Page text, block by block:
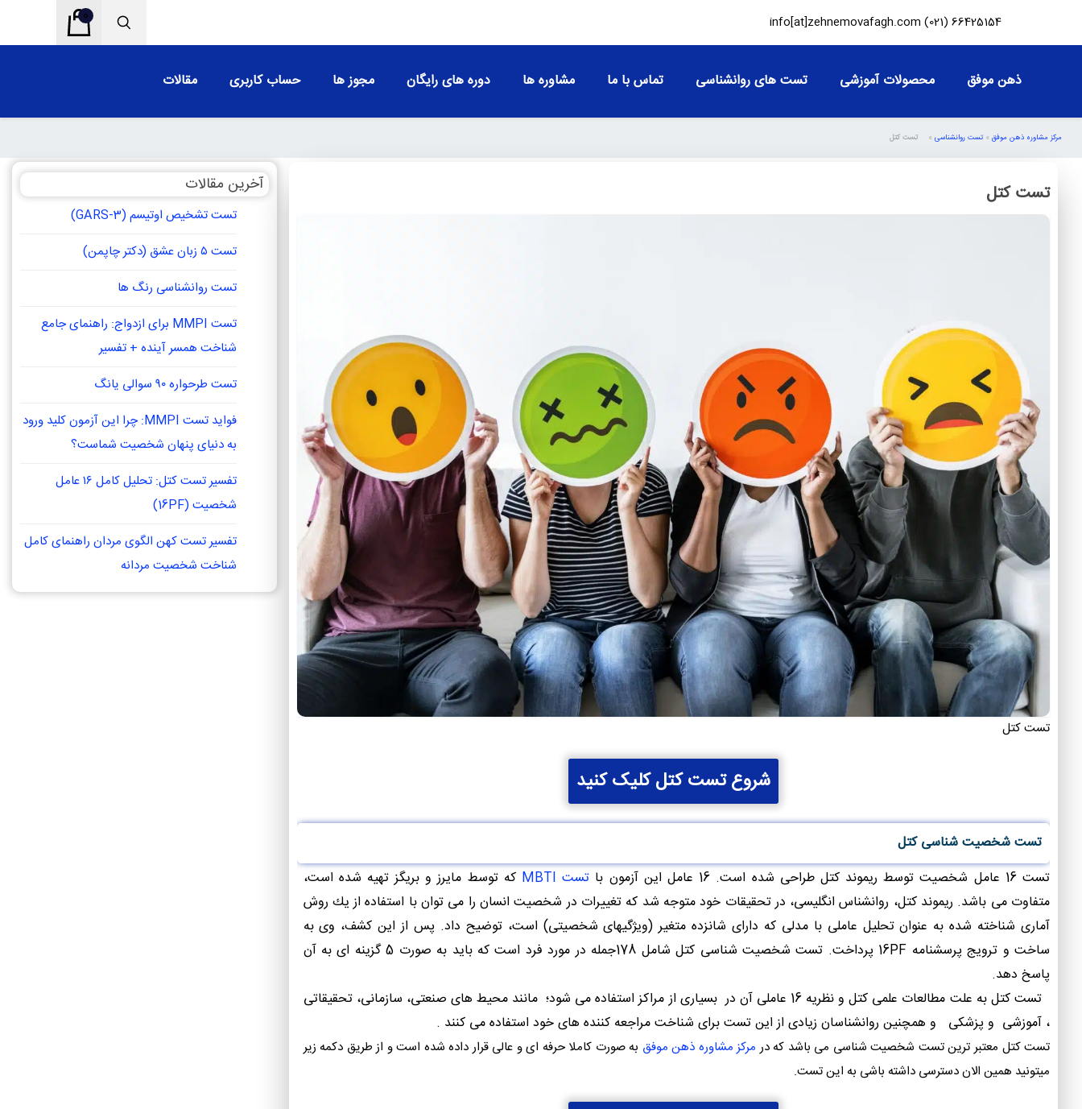
66425154 (021)
info[at]zehnemovafagh.com
0
ذهن موفق محصولات آموزشی تست های روانشناسی تماس با ما مشاوره ها دوره های رایگان مجوز ها حساب کاربری مقالات
مرکز مشاوره ذهن موفق » تست روانشناسی » تست کتل
تست کتل
تست کتل
شروع تست کتل کلیک کنید
تست شخصیت شناسی کتل
تست 16 عامل شخصیت توسط ریموند کتل طراحی شده است. 16 عامل این آزمون با
تست MBTI
که توسط مایرز و بریگز تهیه شده است،
متفاوت می باشد. ریموند کتل، روانشناس انگلیسی، در تحقیقات خود متوجه شد كه تغییرات در شخصیت انسان را می توان با استفاده از یك روش
آماری شناخته شده به عنوان تحلیل عاملی با مدلی كه دارای شانزده متغیر (ویژگیهای شخصیتی) است، توضیح داد. پس از این کشف، وی به
ساخت و ترویج پرسشنامه 16PF پرداخت. تست شخصیت شناسی کتل شامل 178جمله در مورد فرد است که باید به صورت 5 گزینه ای به آن
پاسخ دهد.
تست کتل به علت مطالعات علمی کتل و نظریه 16 عاملی آن در بسیاری از مراکز استفاده می شود؛ مانند محیط های صنعتی، سازمانی، تحقیقاتی
، آموزشی و پزشکی و همچنین روانشناسان زیادی از این تست برای شناخت مراجعه کننده های خود استفاده می کنند .
تست کتل معتبر ترین تست شخصیت شناسی می باشد که در مرکز مشاوره ذهن موفق به صورت کاملا حرفه ای و عالی قرار داده شده است و از طریق دکمه زیر
میتونید همین الان دسترسی داشته باشی به این تست.
آخرین مقالات
تست تشخیص اوتیسم (GARS-3)
تست ۵ زبان عشق (دکتر چاپمن)
تست روانشناسی رنگ ها
تست MMPI برای ازدواج: راهنمای جامع
شناخت همسر آینده + تفسیر
تست طرحواره ۹۰ سوالی یانگ
فواید تست MMPI: چرا این آزمون کلید ورود
به دنیای پنهان شخصیت شماست؟
تفسیر تست کتل: تحلیل کامل ۱۶ عامل
شخصیت (16PF)
تفسیر تست کهن الگوی مردان راهنمای کامل
شناخت شخصیت مردانه